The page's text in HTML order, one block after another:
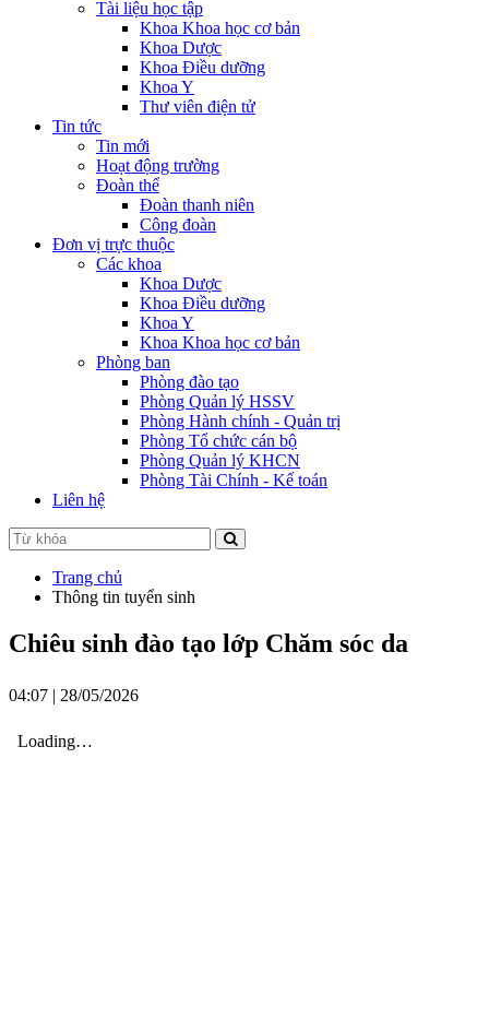
Tài liệu học tập
Khoa Khoa học cơ bản
Khoa Dược
Khoa Điều dưỡng
Khoa Y
Thư viên điện tử
Tin tức
Tin mới
Hoạt động trường
Đoàn thể
Đoàn thanh niên
Công đoàn
Đơn vị trực thuộc
Các khoa
Khoa Dược
Khoa Điều dưỡng
Khoa Y
Khoa Khoa học cơ bản
Phòng ban
Phòng đào tạo
Phòng Quản lý HSSV
Phòng Hành chính - Quản trị
Phòng Tổ chức cán bộ
Phòng Quản lý KHCN
Phòng Tài Chính - Kế toán
Liên hệ
Trang chủ
Thông tin tuyển sinh
Chiêu sinh đào tạo lớp Chăm sóc da
04:07 | 28/05/2026